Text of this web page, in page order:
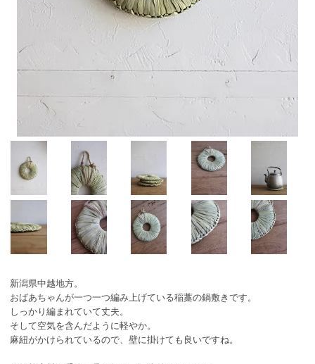
新潟県中越地方。
おばあちゃんが一つ一つ編み上げている稲藁の鍋敷きです。
しっかり編まれていて丈夫。
そして空気を含んだように軽やか。
麻紐がかけられているので、壁に掛けても良いですね。